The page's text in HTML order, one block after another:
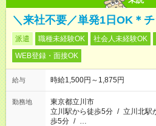
＼来社不要／単発1日OK＊
派遣 職種未経験OK 社会人未経験OK
WEB登録・面接OK
給与 時給1,500円～1,875円
勤務地
東京都立川市
立川駅から徒歩5分 / 立川北駅
歩5分 / …